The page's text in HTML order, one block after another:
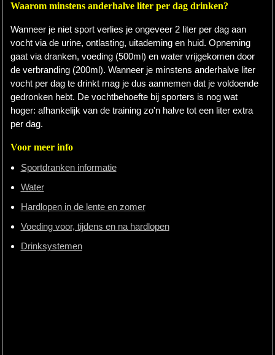
Waarom minstens anderhalve liter per dag drinken?
Wanneer je niet sport verlies je ongeveer 2 liter per dag aan
vocht via de urine, ontlasting, uitademing en huid. Opneming
gaat via dranken, voeding (500ml) en water vrijgekomen door
de verbranding (200ml). Wanneer je minstens anderhalve liter
vocht per dag te drinkt mag je dus aannemen dat je voldoende
gedronken hebt. De vochtbehoefte bij sporters is nog wat
hoger: afhankelijk van de training zo'n halve tot een liter extra
per dag.
Voor meer info
Sportdranken informatie
Water
Hardlopen in de lente en zomer
Voeding voor, tijdens en na hardlopen
Drinksystemen